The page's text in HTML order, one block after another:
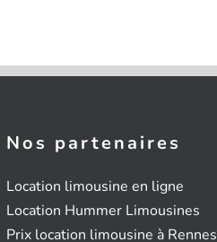
Nos partenaires
Location limousine en ligne
Location Hummer Limousines
Prix location limousine à Rennes